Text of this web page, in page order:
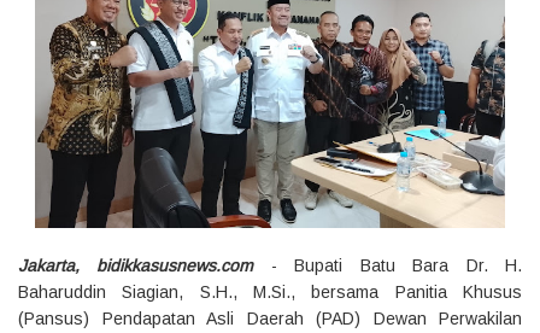
Jakarta, bidikkasusnews.com- Bupati Batu Bara Dr. H.
Baharuddin Siagian, S.H., M.Si., bersama Panitia Khusus
(Pansus) Pendapatan Asli Daerah (PAD) Dewan Perwakilan